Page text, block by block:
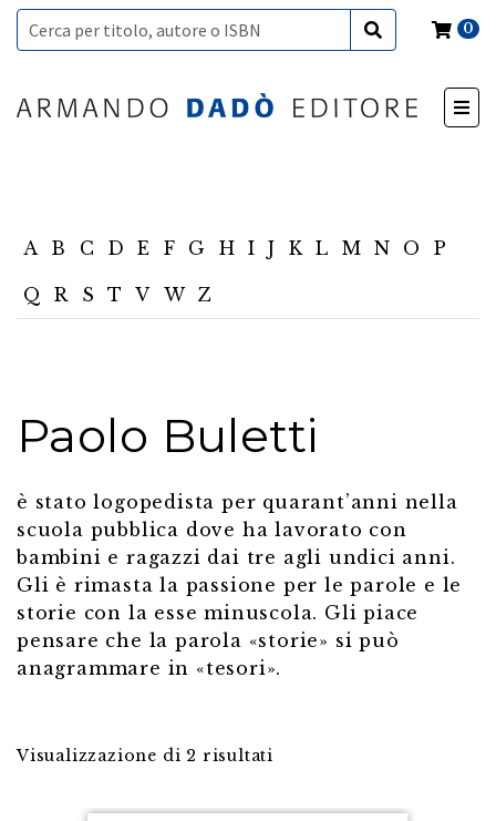
0
A B C D E F G H I J K L M N O P
Q R S T V W Z
Paolo Buletti
è stato logopedista per quarant’anni nella
scuola pubblica dove ha lavorato con
bambini e ragazzi dai tre agli undici anni.
Gli è rimasta la passione per le parole e le
storie con la esse minuscola. Gli piace
pensare che la parola «storie» si può
anagrammare in «tesori».
Visualizzazione di 2 risultati